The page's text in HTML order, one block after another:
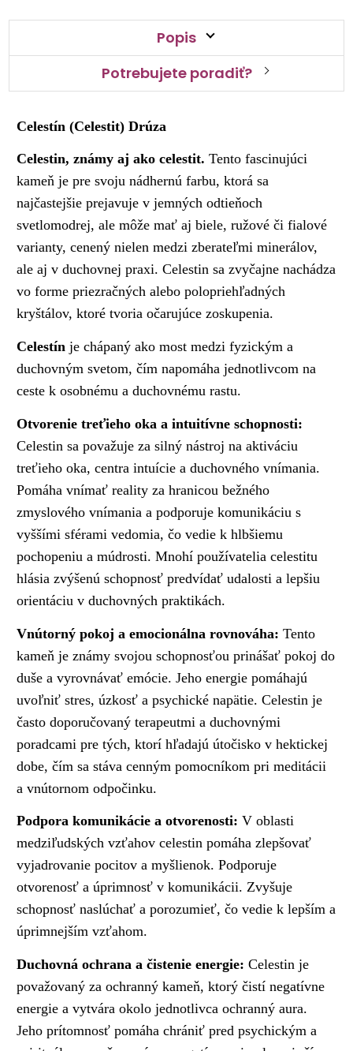
Popis
Potrebujete poradiť?
Celestín (Celestit) Drúza
Celestin, známy aj ako celestit. Tento fascinujúci
kameň je pre svoju nádhernú farbu, ktorá sa
najčastejšie prejavuje v jemných odtieňoch
svetlomodrej, ale môže mať aj biele, ružové či fialové
varianty, cenený nielen medzi zberateľmi minerálov,
ale aj v duchovnej praxi. Celestin sa zvyčajne nachádza
vo forme priezračných alebo polopriehľadných
kryštálov, ktoré tvoria očarujúce zoskupenia.
Celestín je chápaný ako most medzi fyzickým a
duchovným svetom, čím napomáha jednotlivcom na
ceste k osobnému a duchovnému rastu.
Otvorenie treťieho oka a intuitívne schopnosti:
Celestin sa považuje za silný nástroj na aktiváciu
treťieho oka, centra intuície a duchovného vnímania.
Pomáha vnímať reality za hranicou bežného
zmyslového vnímania a podporuje komunikáciu s
vyššími sférami vedomia, čo vedie k hlbšiemu
pochopeniu a múdrosti. Mnohí používatelia celestitu
hlásia zvýšenú schopnosť predvídať udalosti a lepšiu
orientáciu v duchovných praktikách.
Vnútorný pokoj a emocionálna rovnováha: Tento
kameň je známy svojou schopnosťou prinášať pokoj do
duše a vyrovnávať emócie. Jeho energie pomáhajú
uvoľniť stres, úzkosť a psychické napätie. Celestin je
často doporučovaný terapeutmi a duchovnými
poradcami pre tých, ktorí hľadajú útočisko v hektickej
dobe, čím sa stáva cenným pomocníkom pri meditácii
a vnútornom odpočinku.
Podpora komunikácie a otvorenosti: V oblasti
medziľudských vzťahov celestin pomáha zlepšovať
vyjadrovanie pocitov a myšlienok. Podporuje
otvorenosť a úprimnosť v komunikácii. Zvyšuje
schopnosť naslúchať a porozumieť, čo vedie k lepším a
úprimnejším vzťahom.
Duchovná ochrana a čistenie energie: Celestin je
považovaný za ochranný kameň, ktorý čistí negatívne
energie a vytvára okolo jednotlivca ochranný aura.
Jeho prítomnosť pomáha chrániť pred psychickým a